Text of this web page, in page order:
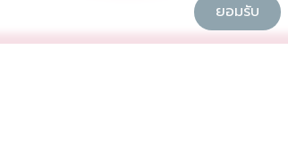
ยอมรับ